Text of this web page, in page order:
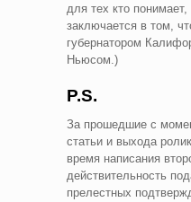
для тех кто понимает,
заключается в том,
губернатором
Ньюсом.)
P.S.
За прошедшие с
статьи и выхода
время написания
действительность
прелестных